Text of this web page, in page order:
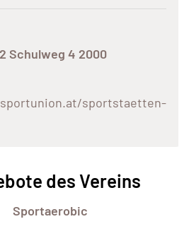
Schulweg 4 2000
sportstaetten-
des Vereins
Sportaerobic